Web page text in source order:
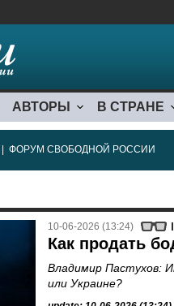
АВТОРЫ В СТРАНЕ
ФОРУМ СВОБОДНОЙ РОССИИ
10-06-2026 (13:24)
Как продать
Владимир Пастухов:
или Украине?